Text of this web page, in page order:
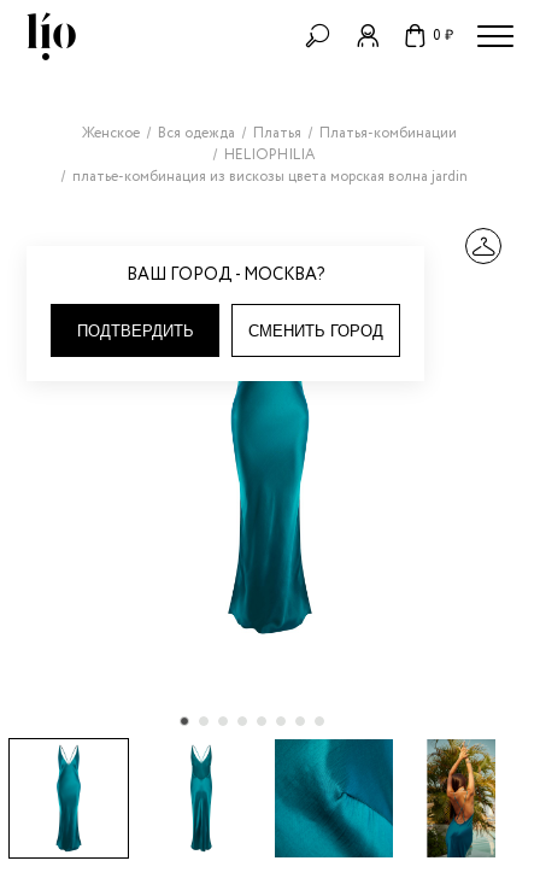
0 ₽
ВАШ ГОРОД - МОСКВА?
ПОДТВЕРДИТЬ СМЕНИТЬ ГОРОД
Женское Вся одежда Платья
Платья-комбинации
HELIOPHILIA
платье-комбинация из вискозы цвета морская волна jardin